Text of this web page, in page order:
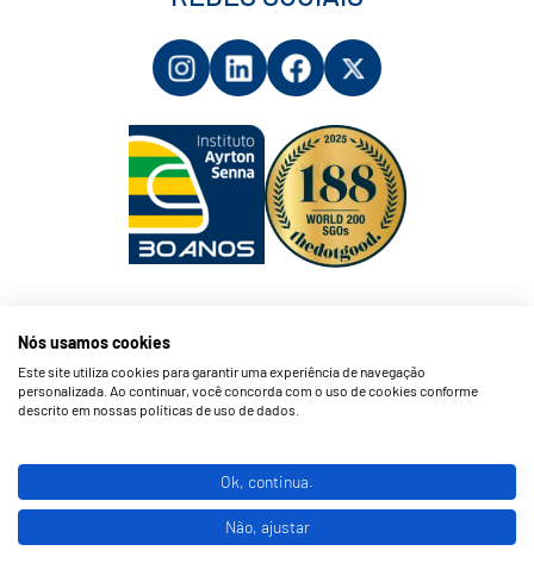
© 2026 Instituto Ayrton Senna. All Rights Reserved.
Nós usamos cookies
Este site utiliza cookies para garantir uma experiência de navegação
personalizada. Ao continuar, você concorda com o uso de cookies conforme
descrito em nossas políticas de uso de dados.
Ok, continua.
Não, ajustar